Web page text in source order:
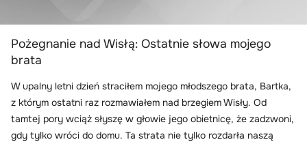
Pożegnanie nad Wisłą: Ostatnie słowa mojego
brata
W upalny letni dzień straciłem mojego młodszego brata, Bartka,
z którym ostatni raz rozmawiałem nad brzegiem Wisły. Od
tamtej pory wciąż słyszę w głowie jego obietnicę, że zadzwoni,
gdy tylko wróci do domu. Ta strata nie tylko rozdarła naszą